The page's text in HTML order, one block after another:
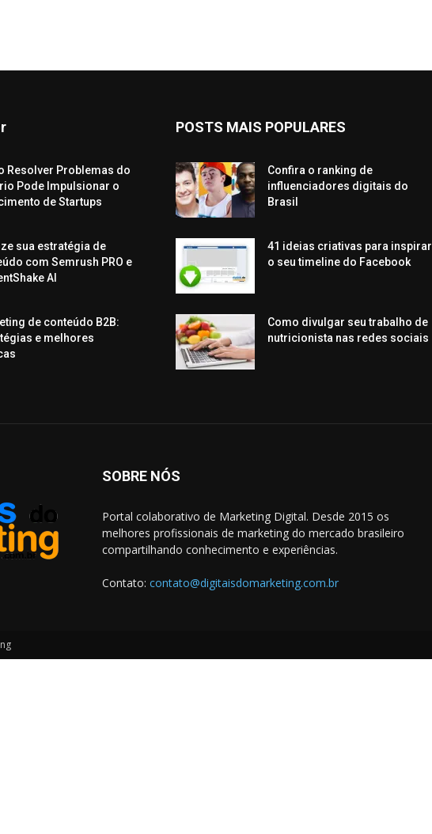
Resolver Problemas do
Pode Impulsionar o
de Startups
sua estratégia de
com Semrush PRO e
AI
de conteúdo B2B:
e melhores
POSTS MAIS POPULARES
Confira o ranking de
influenciadores digitais do
Brasil
41 ideias criativas para inspirar
o seu timeline do Facebook
Como divulgar seu trabalho de
nutricionista nas redes sociais
SOBRE NÓS
Portal colaborativo de Marketing Digital. Desde 2015 os
melhores profissionais de marketing do mercado brasileiro
compartilhando conhecimento e experiências.
Contato: contato@digitaisdomarketing.com.br